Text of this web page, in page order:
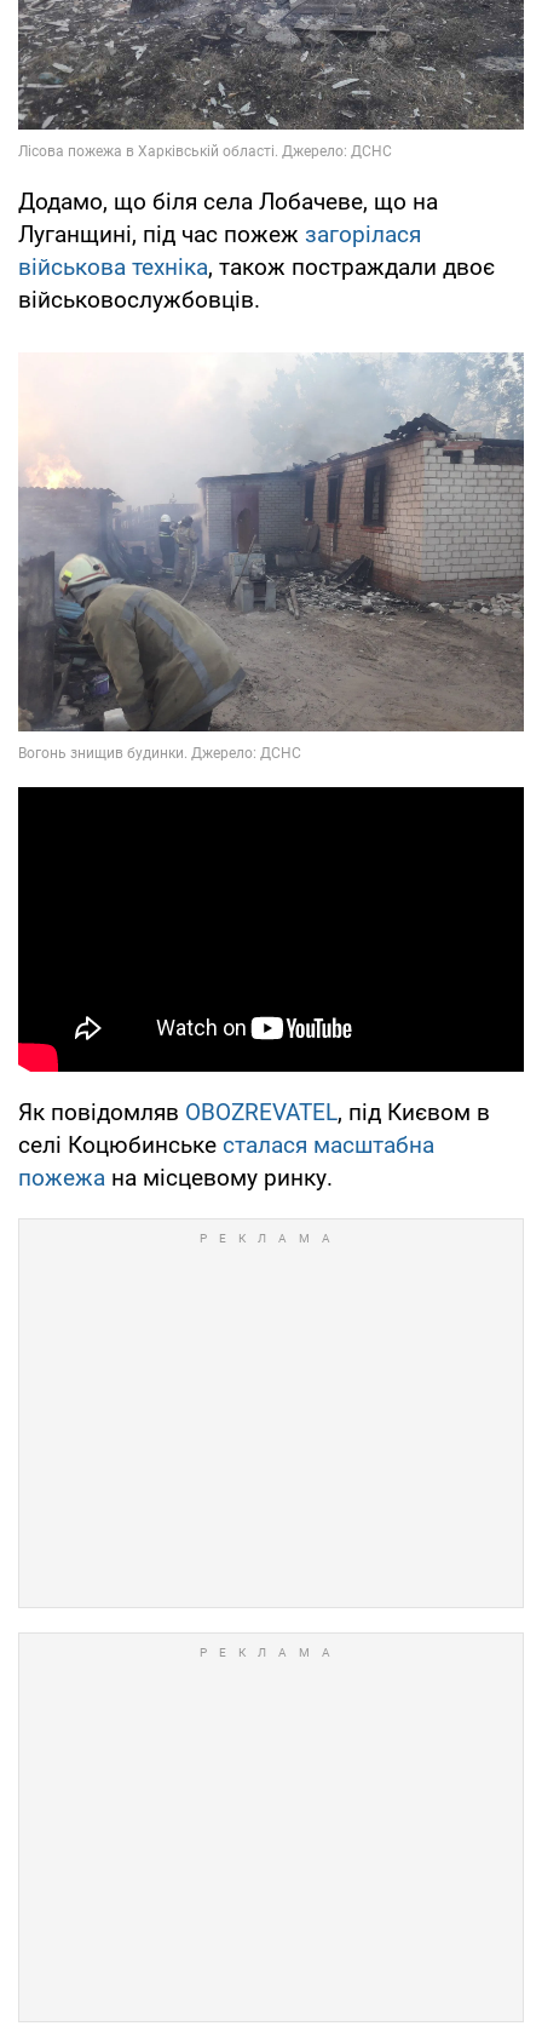
Додамо, що біля села Лобачеве, що на
Луганщині, під час пожеж загорілася
військова техніка, також постраждали двоє
військовослужбовців.
Як повідомляв OBOZREVATEL, під Києвом в
селі Коцюбинське сталася масштабна
пожежа на місцевому ринку.